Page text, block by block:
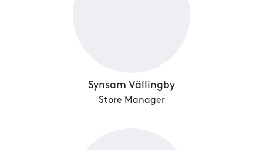
Synsam Vällingby
Store Manager